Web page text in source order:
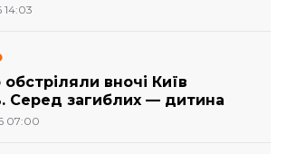
вночі Київ
Серед загиблих — дитина
07:00